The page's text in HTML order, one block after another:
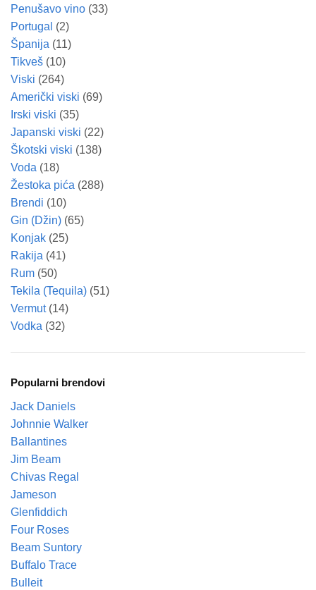
Penušavo vino (33)
Portugal (2)
Španija (11)
Tikveš (10)
Viski (264)
Američki viski (69)
Irski viski (35)
Japanski viski (22)
Škotski viski (138)
Voda (18)
Žestoka pića (288)
Brendi (10)
Gin (Džin) (65)
Konjak (25)
Rakija (41)
Rum (50)
Tekila (Tequila) (51)
Vermut (14)
Vodka (32)
Popularni brendovi
Jack Daniels
Johnnie Walker
Ballantines
Jim Beam
Chivas Regal
Jameson
Glenfiddich
Four Roses
Beam Suntory
Buffalo Trace
Bulleit